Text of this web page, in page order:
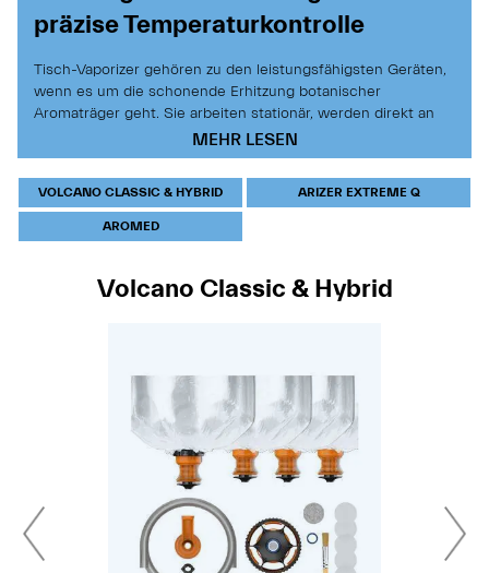
präzise Temperaturkontrolle
Tisch-Vaporizer gehören zu den leistungsfähigsten Geräten,
wenn es um die schonende Erhitzung botanischer
Aromaträger geht. Sie arbeiten stationär, werden direkt an
die Steckdose angeschlossen und bieten dadurch
besonders stabile Temperaturen, konstante Luftströme und
eine sehr gleichmäßige Wärmeverteilung. Viele Modelle
setzen auf reine oder nahezu reine Konvektion, bei der
erwärmte Luft das Material schonend durchströmt – ideal für
Anwender, die Wert auf klare Aromen und technische
Durch die solide Bauweise, die größeren Heizsysteme und
verschiedene Anwendungssysteme zum Einsatz: flexible
Schlauchsysteme
, die einen direkten Luftweg bieten, oder
Ballonsysteme, die den erzeugten Aromadampf in einem
separaten Beutel sammeln und dadurch zeitversetzt nutzbar
Stationäre Vaporizer eignen sich besonders für Anwender,
die ein ruhiges, technikorientiertes Setup bevorzugen,
höchste Temperaturstabilität benötigen oder häufig längere
MEHR LESEN
VOLCANO CLASSIC & HYBRID ARIZER EXTREME Q
AROMED
Volcano Classic & Hybrid